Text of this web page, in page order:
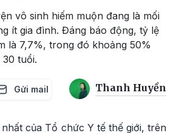
vô sinh hiếm muộn đang là mối
ít gia đình. Đáng báo động, tỷ lệ
là 7,7%, trong đó khoảng 50%
tuổi.
Gửi mail Thanh Huyền
của Tổ chức Y tế thế giới, trên